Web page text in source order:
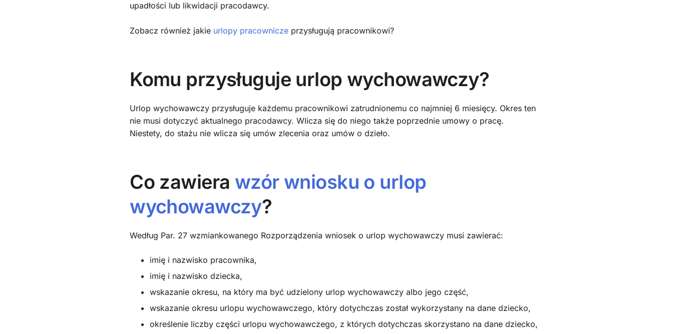
upadłości lub likwidacji pracodawcy.
Zobacz również jakie urlopy pracownicze przysługują pracownikowi?
Komu przysługuje urlop wychowawczy?
Urlop wychowawczy przysługuje każdemu pracownikowi zatrudnionemu co najmniej 6 miesięcy. Okres ten
nie musi dotyczyć aktualnego pracodawcy. Wlicza się do niego także poprzednie umowy o pracę.
Niestety, do stażu nie wlicza się umów zlecenia oraz umów o dzieło.
Co zawiera wzór wniosku o urlop
wychowawczy?
Według Par. 27 wzmiankowanego Rozporządzenia wniosek o urlop wychowawczy musi zawierać:
imię i nazwisko pracownika,
imię i nazwisko dziecka,
wskazanie okresu, na który ma być udzielony urlop wychowawczy albo jego część,
wskazanie okresu urlopu wychowawczego, który dotychczas został wykorzystany na dane dziecko,
określenie liczby części urlopu wychowawczego, z których dotychczas skorzystano na dane dziecko,